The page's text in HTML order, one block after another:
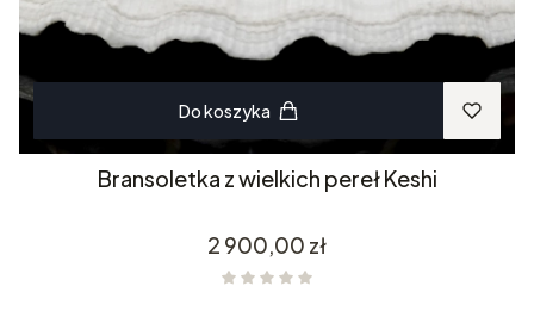
Do koszyka
Bransoletka z wielkich pereł Keshi
Cena
2 900,00 zł